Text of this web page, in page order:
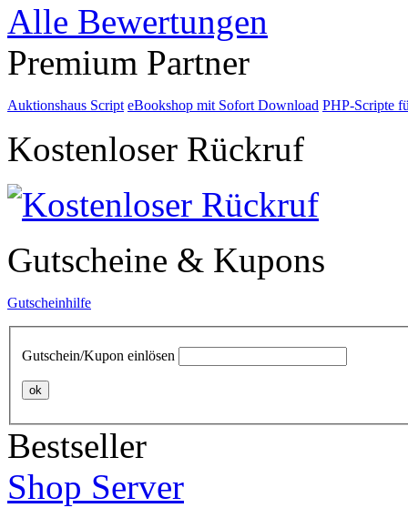
Alle Bewertungen
Premium Partner
Auktionshaus Script eBookshop mit Sofort Download PHP-Scripte
Kostenloser Rückruf
Gutscheine & Kupons
Gutscheinhilfe
Gutschein/Kupon einlösen
ok
Bestseller
Shop Server